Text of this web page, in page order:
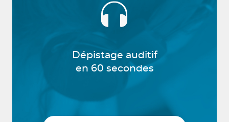
Dépistage auditif
en 60 secondes